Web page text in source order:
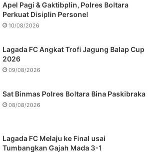
Apel Pagi & Gaktibplin, Polres Boltara
Perkuat Disiplin Personel
10/08/2026
Lagada FC Angkat Trofi Jagung Balap Cup
2026
09/08/2026
Sat Binmas Polres Boltara Bina Paskibraka
08/08/2026
Lagada FC Melaju ke Final usai
Tumbangkan Gajah Mada 3-1